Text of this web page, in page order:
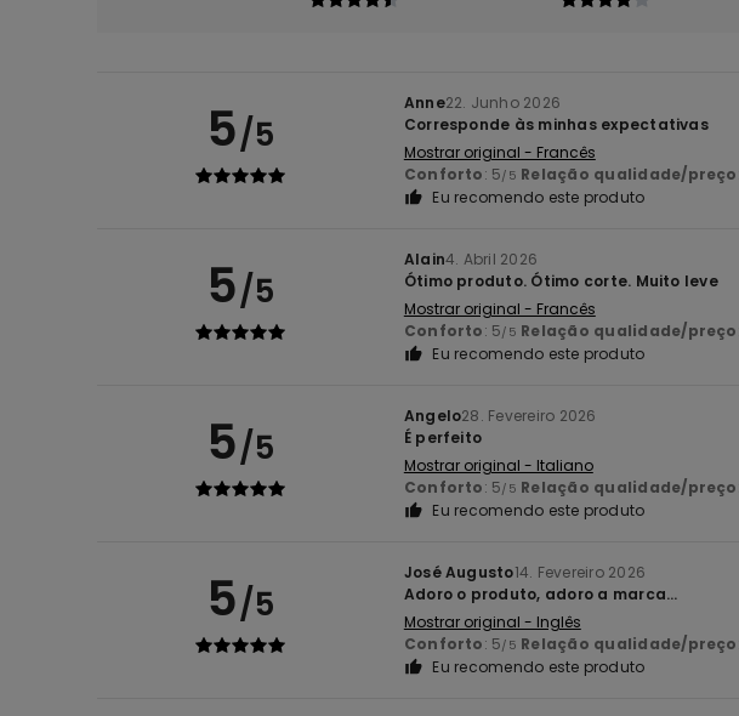
5/5
Anne22. Junho 2026
Corresponde às minhas expectativas
Mostrar original - Francês
Conforto: 5/5 Relação qualidade/preço
Eu recomendo este produto
5/5
Alain4. Abril 2026
Ótimo produto. Ótimo corte. Muito leve
Mostrar original - Francês
Conforto: 5/5 Relação qualidade/preço
Eu recomendo este produto
5/5
Angelo28. Fevereiro 2026
É perfeito
Mostrar original - Italiano
Conforto: 5/5 Relação qualidade/preço
Eu recomendo este produto
5/5
José Augusto14. Fevereiro 2026
Adoro o produto, adoro a marca...
Mostrar original - Inglês
Conforto: 5/5 Relação qualidade/preço
Eu recomendo este produto